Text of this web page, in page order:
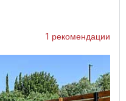
1 рекомендации